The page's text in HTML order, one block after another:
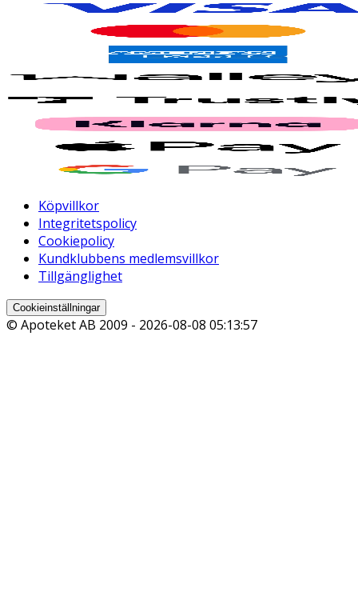
Köpvillkor
Integritetspolicy
Cookiepolicy
Kundklubbens medlemsvillkor
Tillgänglighet
Cookieinställningar
© Apoteket AB 2009 - 2026-08-08 05:13:57